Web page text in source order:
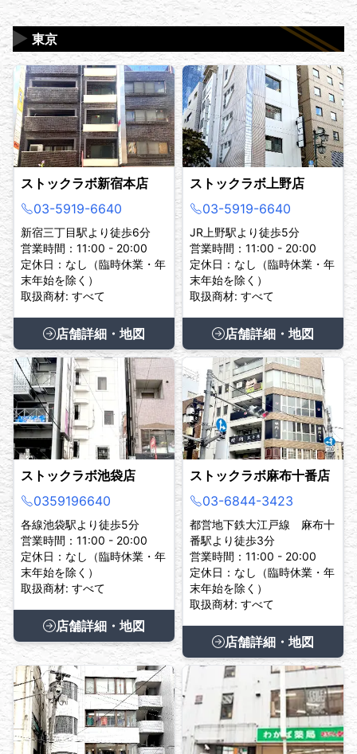
東京
▶
ストックラボ新宿本店
03-5919-6640
新宿三丁目駅より徒歩6分
営業時間：11:00 - 20:00
定休日：なし（臨時休業・年
末年始を除く）
取扱商材: すべて
店舗詳細・地図
ストックラボ上野店
03-5919-6640
JR上野駅より徒歩5分
営業時間：11:00 - 20:00
定休日：なし（臨時休業・年
末年始を除く）
取扱商材: すべて
店舗詳細・地図
ストックラボ池袋店
0359196640
各線池袋駅より徒歩5分
営業時間：11:00 - 20:00
定休日：なし（臨時休業・年
末年始を除く）
取扱商材: すべて
店舗詳細・地図
ストックラボ麻布十番店
03-6844-3423
都営地下鉄大江戸線 麻布十
番駅より徒歩3分
営業時間：11:00 - 20:00
定休日：なし（臨時休業・年
末年始を除く）
取扱商材: すべて
店舗詳細・地図